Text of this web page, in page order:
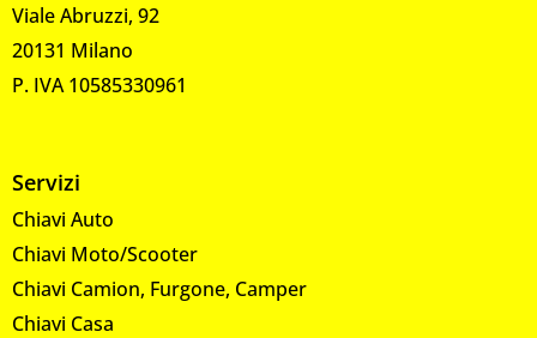
Viale Abruzzi, 92
20131 Milano
P. IVA 10585330961
Servizi
Chiavi Auto
Chiavi Moto/Scooter
Chiavi Camion, Furgone, Camper
Chiavi Casa